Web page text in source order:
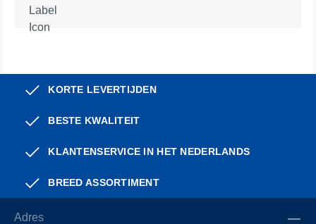
KORTE LEVERTIJDEN
BESTE KWALITEIT
KLANTENSERVICE IN HET NEDERLANDS
BREED ASSORTIMENT
Adres